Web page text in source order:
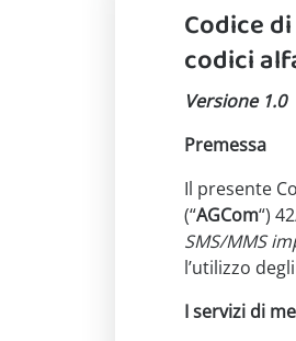
Codice
codici
Versione 1.0
Premessa
Il presente
(“AGCom“)
SMS/MMS
l’utilizzo
I servizi di